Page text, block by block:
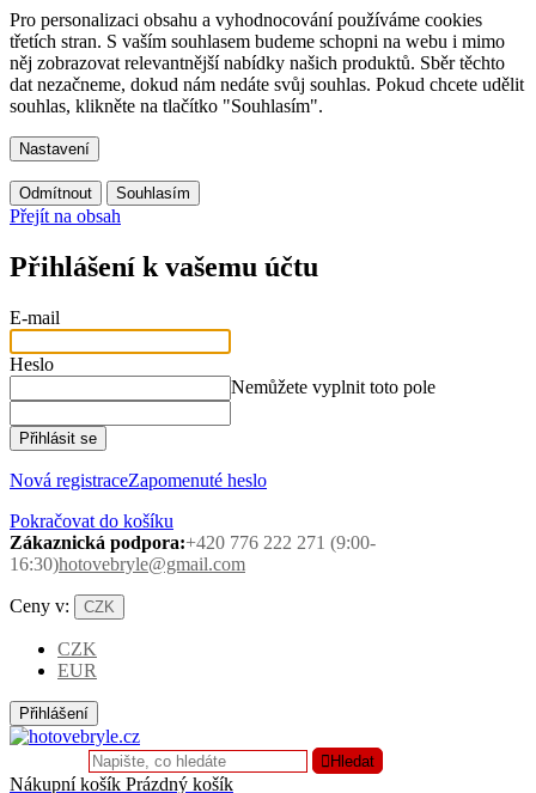
Pro personalizaci obsahu a vyhodnocování používáme cookies
třetích stran. S vaším souhlasem budeme schopni na webu i mimo
něj zobrazovat relevantnější nabídky našich produktů. Sběr těchto
dat nezačneme, dokud nám nedáte svůj souhlas. Pokud chcete udělit
souhlas, klikněte na tlačítko "Souhlasím".
Nastavení
Odmítnout Souhlasím
Přejít na obsah
Přihlášení k vašemu účtu
E-mail
Heslo
Nemůžete vyplnit toto pole
Přihlásit se
Nová registraceZapomenuté heslo
Pokračovat do košíku
Zákaznická podpora:+420 776 222 271 (9:00-
16:30)hotovebryle@gmail.com
Ceny v: CZK
CZK
EUR
Přihlášení
Hledat
Nákupní košík Prázdný košík